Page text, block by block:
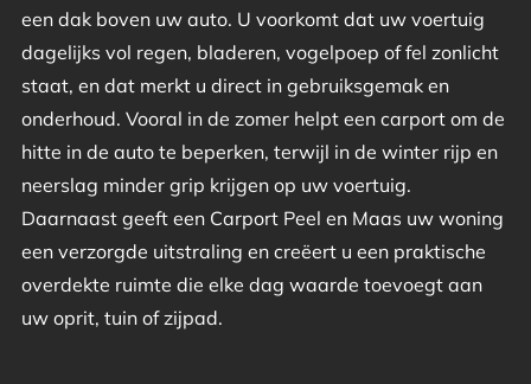
een dak boven uw auto. U voorkomt dat uw voertuig
dagelijks vol regen, bladeren, vogelpoep of fel zonlicht
staat, en dat merkt u direct in gebruiksgemak en
onderhoud. Vooral in de zomer helpt een carport om de
hitte in de auto te beperken, terwijl in de winter rijp en
neerslag minder grip krijgen op uw voertuig.
Daarnaast geeft een Carport Peel en Maas uw woning
een verzorgde uitstraling en creëert u een praktische
overdekte ruimte die elke dag waarde toevoegt aan
uw oprit, tuin of zijpad.